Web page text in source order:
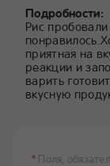
Подробности:
Рис
приятная на
реакции и
варить
вкусную
* Поля,